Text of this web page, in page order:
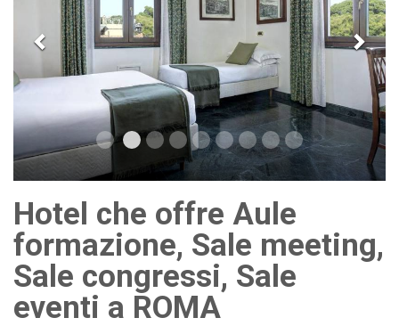
Hotel che offre Aule
formazione, Sale meeting,
Sale congressi, Sale
eventi a ROMA